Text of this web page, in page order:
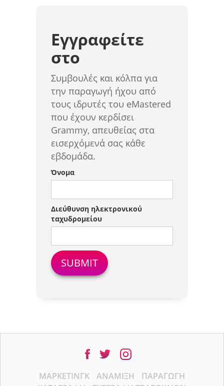
Εγγραφείτε
στο
Συμβουλές και κόλπα για
την παραγωγή ήχου από
τους ιδρυτές του eMastered
που έχουν κερδίσει
Grammy, απευθείας στα
εισερχόμενά σας κάθε
εβδομάδα.
Όνομα
Διεύθυνση ηλεκτρονικού
ταχυδρομείου
ΜΆΡΚΕΤΙΝΓΚ ΑΝΆΜΙΞΗ
ΠΑΡΑΓΩΓΉ